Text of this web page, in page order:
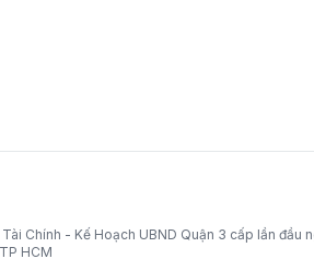
Chính - Kế Hoạch UBND Quận 3 cấp lần đầu
HCM